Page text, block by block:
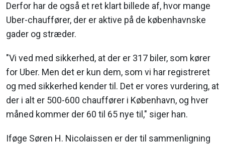
Derfor har de også et ret klart billede af, hvor mange
Uber-chauffører, der er aktive på de københavnske
gader og stræder.
"Vi ved med sikkerhed, at der er 317 biler, som kører
for Uber. Men det er kun dem, som vi har registreret
og med sikkerhed kender til. Det er vores vurdering, at
der i alt er 500-600 chauffører i København, og hver
måned kommer der 60 til 65 nye til," siger han.
Iføge Søren H. Nicolaissen er der til sammenligning